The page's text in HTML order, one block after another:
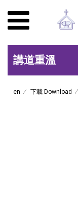
講道重溫
en 下載 Download